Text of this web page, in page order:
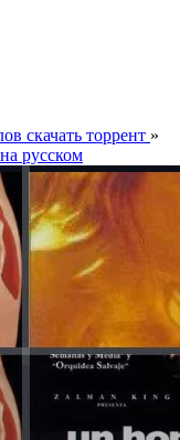
скачать торрент »
русском